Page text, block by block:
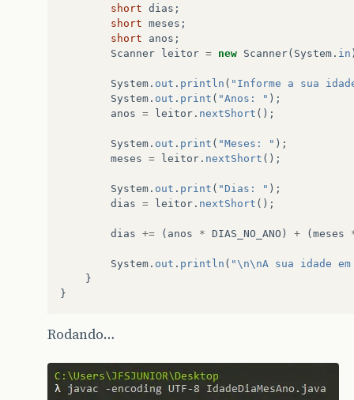
short dias ;
short meses ;
short
anos ;
Scanner
leitor = new Scanner( System . in
System . out . println ( "Informe a sua
System . out . print ( "Anos: " );
anos = leitor . nextShort ();
System . out . print ( "Meses: " );
meses = leitor . nextShort ();
System . out . print ( "Dias: " );
dias = leitor . nextShort ();
dias += ( anos * DIAS_NO_ANO ) + ( meses
System . out . println ( "\n\nA sua idade
}
}
Rodando…